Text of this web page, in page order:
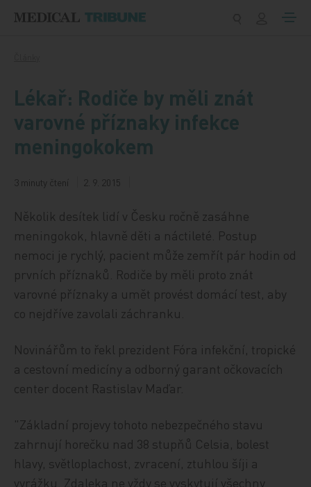
Lékař: Rodiče by měli znát
varovné příznaky infekce
meningokokem
3 minuty čtení 2. 9. 2015
Několik desítek lidí v Česku ročně zasáhne
meningokok, hlavně děti a náctileté. Postup
nemoci je rychlý, pacient může zemřít pár hodin od
prvních příznaků. Rodiče by měli proto znát
varovné příznaky a umět provést domácí test, aby
co nejdříve zavolali záchranku.
Novinářům to řekl prezident Fóra infekční, tropické
a cestovní medicíny a odborný garant očkovacích
center docent Rastislav Maďar.
"Základní projevy tohoto nebezpečného stavu
zahrnují horečku nad 38 stupňů Celsia, bolest
hlavy, světloplachost, zvracení, ztuhlou šíji a
vyrážku. Zdaleka ne vždy se vyskytují všechny